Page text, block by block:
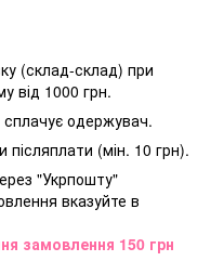
(склад-склад) при
від 1000 грн.
сплачує одержувач.
(мін. 10 грн).
"Укрпошту"
вказуйте в
замовлення 150 грн